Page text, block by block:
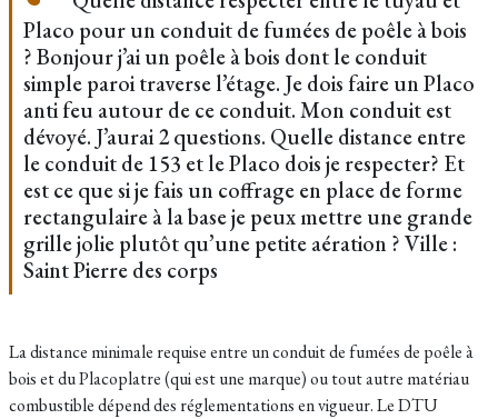
Placo pour un conduit de fumées de poêle à bois
? Bonjour j’ai un poêle à bois dont le conduit
simple paroi traverse l’étage. Je dois faire un Placo
anti feu autour de ce conduit. Mon conduit est
dévoyé. J’aurai 2 questions. Quelle distance entre
le conduit de 153 et le Placo dois je respecter? Et
est ce que si je fais un coffrage en place de forme
rectangulaire à la base je peux mettre une grande
grille jolie plutôt qu’une petite aération ? Ville :
Saint Pierre des corps
La distance minimale requise entre un conduit de fumées de poêle à
bois et du Placoplatre (qui est une marque) ou tout autre matériau
combustible dépend des réglementations en vigueur. Le DTU